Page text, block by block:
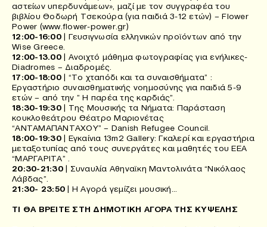
αστείων υπερδυνάμεων», μαζί με τον συγγραφέα του
βιβλίου Θοδωρή Τσεκούρα (για παιδιά 3-12 ετών) – Flower
Power (www.flower-power.gr)
12:00-16:00| Γευσιγνωσία ελληνικών προϊόντων από την
Wise Greece.
12:00-13.00| Ανοιχτό μάθημα φωτογραφίας για ενήλικες-
Diadromes – Διαδρομές.
17:00-18:00| “Το χταπόδι και τα συναισθήματα” :
Εργαστήριο συναισθηματικής νοημοσύνης για παιδιά 5-9
ετών – από την ” Η παρέα της καρδιάς”.
18:30-19:30| Της Μουσικής τα Νήματα: Παράσταση
κουκλοθεάτρου Θέατρο Μαριονέτας
“ΑΝΤΑΜΑΠΑΝΤΑΧΟΥ” – Danish Refugee Council.
18:00-19:30| Εγκαίνια 13m2 Gallery: Γκαλερί και εργαστήρια
μεταξοτυπίας από τους συνεργάτες και μαθητές του ΕΕΑ
“ΜΑΡΓΑΡΙΤΑ” .
20:30-21:30| Συναυλία Αθηναϊκη Μαντολινάτα “Νικόλαος
Λάβδας”.
21:30- 23:50 | Η Αγορά γεμίζει μουσική…
ΤΙ ΘΑ ΒΡΕΙΤΕ ΣΤΗ ΔΗΜΟΤΙΚΗ ΑΓΟΡΑ ΤΗΣ ΚΥΨΕΛΗΣ